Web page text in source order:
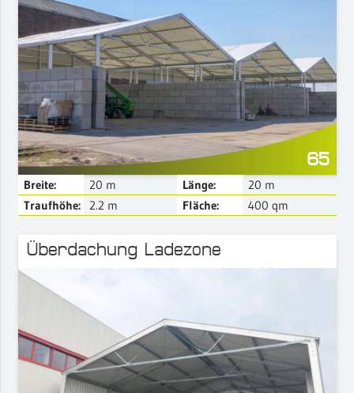
Mehr Details
65
Breite: 20 m Länge: 20 m
Traufhöhe:
2.2 m Fläche: 400 qm
Überdachung Ladezone
Mehr Details